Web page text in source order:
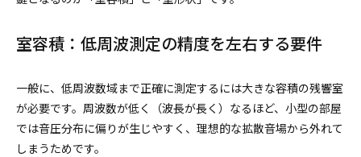
室容積：低周波測定の精度を左右する要件
一般に、低周波数域まで正確に測定するには大きな容積の残響室
が必要です。周波数が低く（波長が長く）なるほど、小型の部屋
では音圧分布に偏りが生じやすく、理想的な拡散音場から外れて
しまうためです。